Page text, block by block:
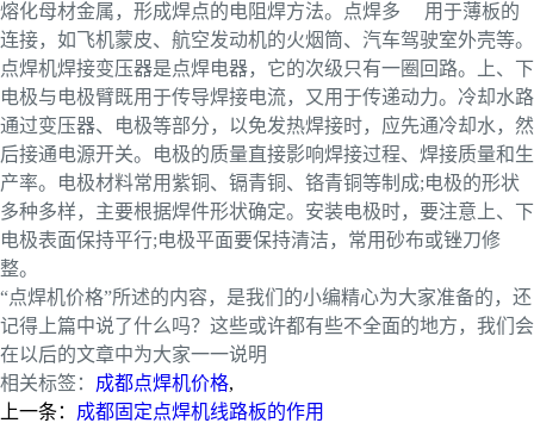
熔化母材金属，形成焊点的电阻焊方法。点焊多 用于薄板的
连接，如飞机蒙皮、航空发动机的火烟筒、汽车驾驶室外壳等。
点焊机焊接变压器是点焊电器，它的次级只有一圈回路。上、下
电极与电极臂既用于传导焊接电流，又用于传递动力。冷却水路
通过变压器、电极等部分，以免发热焊接时，应先通冷却水，然
后接通电源开关。电极的质量直接影响焊接过程、焊接质量和生
产率。电极材料常用紫铜、镉青铜、铬青铜等制成;电极的形状
多种多样，主要根据焊件形状确定。安装电极时，要注意上、下
电极表面保持平行;电极平面要保持清洁，常用砂布或锉刀修
整。
“点焊机价格”所述的内容，是我们的小编精心为大家准备的，还
记得上篇中说了什么吗？这些或许都有些不全面的地方，我们会
在以后的文章中为大家一一说明
相关标签： 成都点焊机价格,
上一条： 成都固定点焊机线路板的作用